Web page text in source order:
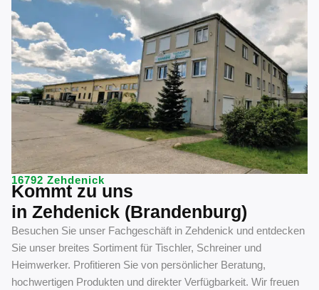
16792 Zehdenick
Kommt zu uns
in Zehdenick (Brandenburg)
Besuchen Sie unser Fachgeschäft in Zehdenick und entdecken
Sie unser breites Sortiment für Tischler, Schreiner und
Heimwerker. Profitieren Sie von persönlicher Beratung,
hochwertigen Produkten und direkter Verfügbarkeit. Wir freuen